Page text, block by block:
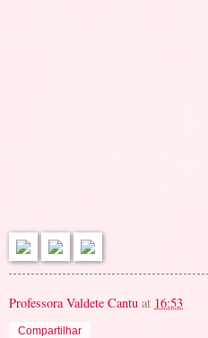
Professora Valdete Cantu at 16:53
Compartilhar